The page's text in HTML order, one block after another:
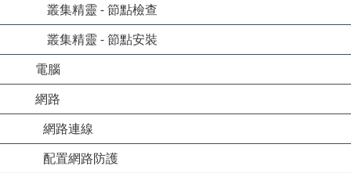
叢集精靈 - 節點檢查
叢集精靈 - 節點安裝
電腦
網路
網路連線
配置網路防護